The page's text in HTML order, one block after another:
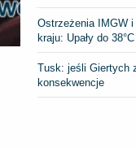
Ostrzeżenia IMGW
kraju: Upały do
Tusk: jeśli Giertych
konsekwencje